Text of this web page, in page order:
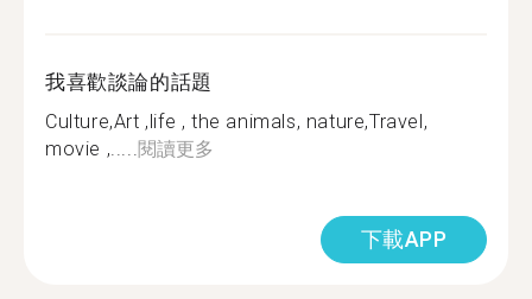
我喜歡談論的話題
Culture,Art ,life , the animals, nature,Travel,
movie ,.....閱讀更多
下載APP